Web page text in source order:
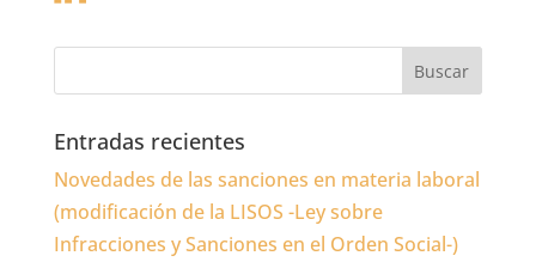
Entradas recientes
Novedades de las sanciones en materia laboral
(modificación de la LISOS -Ley sobre
Infracciones y Sanciones en el Orden Social-)